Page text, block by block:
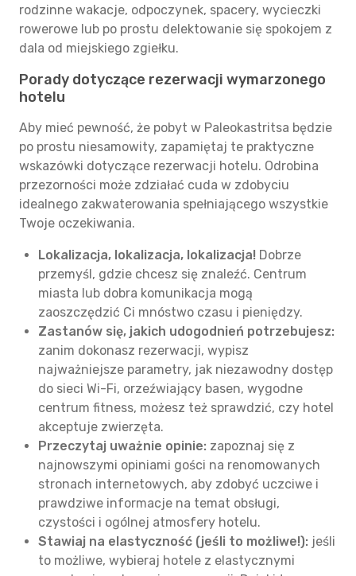
rodzinne wakacje, odpoczynek, spacery, wycieczki
rowerowe lub po prostu delektowanie się spokojem z
dala od miejskiego zgiełku.
Porady dotyczące rezerwacji wymarzonego
hotelu
Aby mieć pewność, że pobyt w Paleokastritsa będzie
po prostu niesamowity, zapamiętaj te praktyczne
wskazówki dotyczące rezerwacji hotelu. Odrobina
przezorności może zdziałać cuda w zdobyciu
idealnego zakwaterowania spełniającego wszystkie
Twoje oczekiwania.
Lokalizacja, lokalizacja, lokalizacja! Dobrze
przemyśl, gdzie chcesz się znaleźć. Centrum
miasta lub dobra komunikacja mogą
zaoszczędzić Ci mnóstwo czasu i pieniędzy.
Zastanów się, jakich udogodnień potrzebujesz:
zanim dokonasz rezerwacji, wypisz
najważniejsze parametry, jak niezawodny dostęp
do sieci Wi-Fi, orzeźwiający basen, wygodne
centrum fitness, możesz też sprawdzić, czy hotel
akceptuje zwierzęta.
Przeczytaj uważnie opinie: zapoznaj się z
najnowszymi opiniami gości na renomowanych
stronach internetowych, aby zdobyć uczciwe i
prawdziwe informacje na temat obsługi,
czystości i ogólnej atmosfery hotelu.
Stawiaj na elastyczność (jeśli to możliwe!): jeśli
to możliwe, wybieraj hotele z elastycznymi